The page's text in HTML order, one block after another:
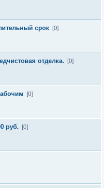
срок [0]
отделка.
[0]
[0]
руб.
[0]